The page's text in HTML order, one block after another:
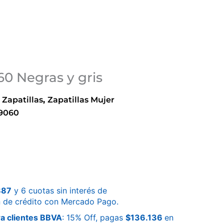
Negras y gris
Zapatillas,Zapatillas Mujer
y 6 cuotas sin interés de
crédito con Mercado Pago.
clientes BBVA: 15% Off, pagas$136.136 en